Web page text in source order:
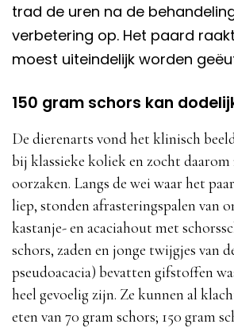
trad de uren na de
verbetering op. Het paard
moest uiteindelijk worden
150 gram schors kan
De dierenarts vond het klinisch
bij klassieke koliek en zocht daarom
oorzaken. Langs de wei waar het
liep, stonden afrasteringspalen van
kastanje- en acaciahout met
schors, zaden en jonge twijgjes van
pseudoacacia) bevatten gifstoffen
heel gevoelig zijn. Ze kunnen al
eten van 70 gram schors; 150 gram